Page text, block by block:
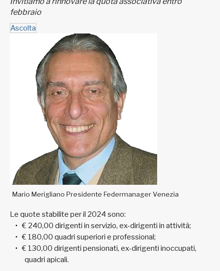
febbraio
Ascolta
Mario Merigliano Presidente Federmanager Venezia
Le quote stabilite per il 2024 sono:
€ 240,00 dirigenti in servizio, ex-dirigenti in attività;
€ 180,00 quadri superiori e professional;
€ 130,00 dirigenti pensionati, ex-dirigenti inoccupati,
quadri apicali.